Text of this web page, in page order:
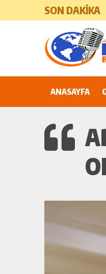
SON DAKİKA
ANASAYFA